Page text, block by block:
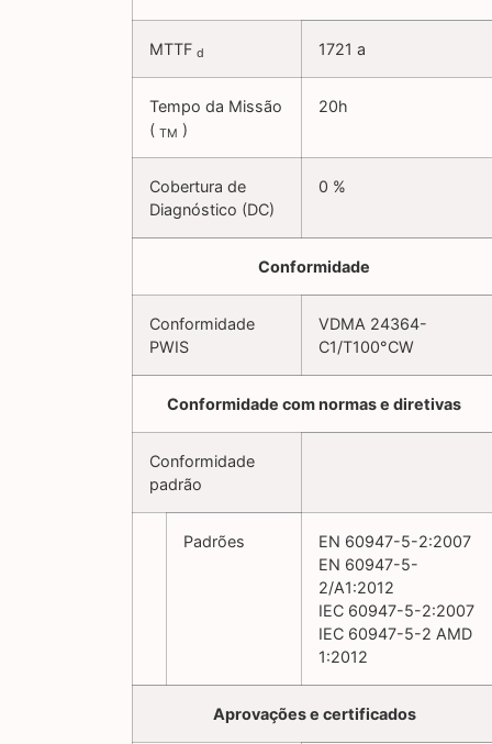
MTTF d 1721 a
Tempo da Missão
( TM )
20h
Cobertura de
Diagnóstico (DC)
0 %
Conformidade
Conformidade
PWIS
VDMA 24364-
C1/T100°CW
Conformidade com normas e diretivas
Conformidade
padrão
Padrões
EN 60947-5-2:2007
EN 60947-5-
2/A1:2012
IEC 60947-5-2:2007
IEC 60947-5-2 AMD
1:2012
Aprovações e certificados